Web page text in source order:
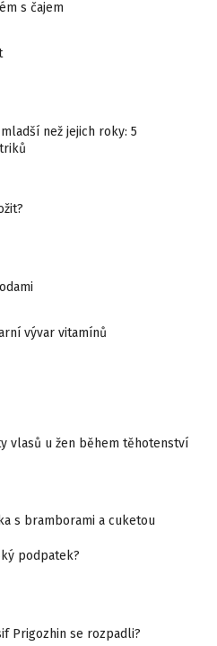
s čajem
než jejich roky: 5
vývar vitamínů
vlasů u žen během těhotenství
s bramborami a cuketou
podpatek?
Prigozhin se rozpadli?